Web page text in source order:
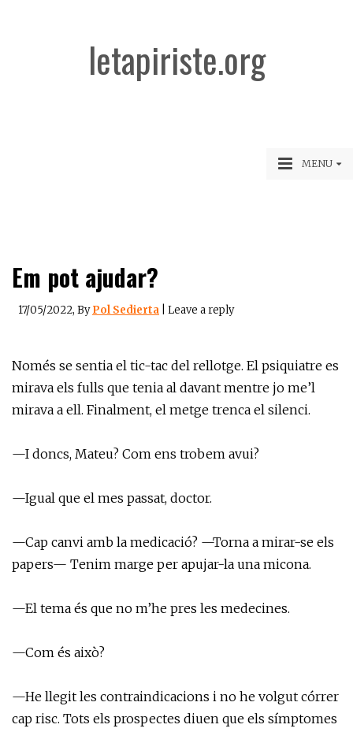
letapiriste.org
MENU
Em pot ajudar?
17/05/2022, ByPol Sedierta Leave a reply
Només se sentia el tic-tac del rellotge. El psiquiatre es
mirava els fulls que tenia al davant mentre jo me’l
mirava a ell. Finalment, el metge trenca el silenci.
—I doncs, Mateu? Com ens trobem avui?
—Igual que el mes passat, doctor.
—Cap canvi amb la medicació? —Torna a mirar-se els
papers— Tenim marge per apujar-la una micona.
—El tema és que no m’he pres les medecines.
—Com és això?
—He llegit les contraindicacions i no he volgut córrer
cap risc. Tots els prospectes diuen que els símptomes